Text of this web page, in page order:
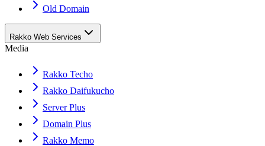
Old Domain
Rakko Web Services
Media
Rakko Techo
Rakko Daifukucho
Server Plus
Domain Plus
Rakko Memo